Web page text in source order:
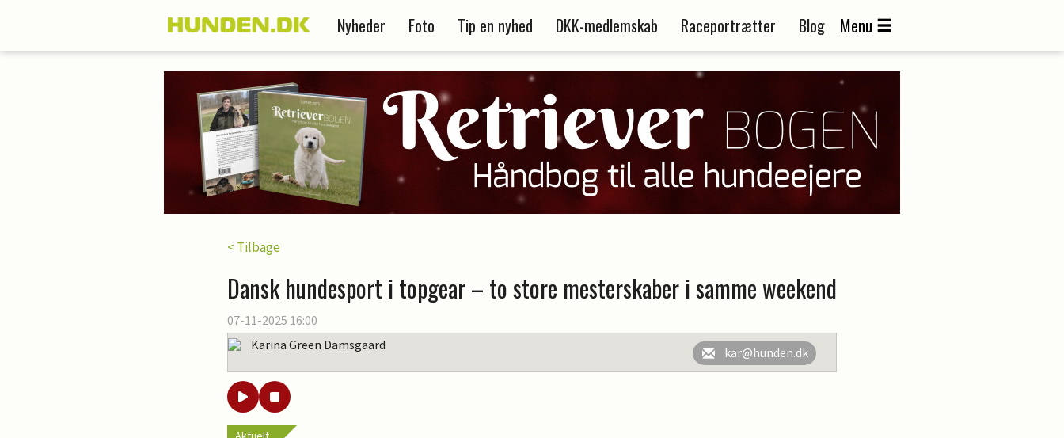
Nyheder Foto Tip en nyhed DKK-medlemskab Raceportrætter Blog Menu
< Tilbage
Dansk hundesport i topgear – to store mesterskaber i samme weekend
07-11-2025 16:00
Karina Green Damsgaard
kar@hunden.dk